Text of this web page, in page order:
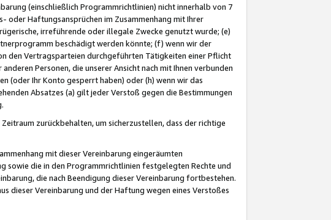
(einschließlich Programmrichtlinien) nicht innerhalb von 7
oder Haftungsansprüchen im Zusammenhang mit Ihrer
irreführende oder illegale Zwecke genutzt wurde; (e)
beschädigt werden könnte; (f) wenn wir der
den Vertragsparteien durchgeführten Tätigkeiten einer Pflicht
Personen, die unserer Ansicht nach mit Ihnen verbunden
(oder Ihr Konto gesperrt haben) oder (h) wenn wir das
Absatzes (a) gilt jeder Verstoß gegen die Bestimmungen
zurückbehalten, um sicherzustellen, dass der richtige
mit dieser Vereinbarung eingeräumten
sowie die in den Programmrichtlinien festgelegten Rechte und
die nach Beendigung dieser Vereinbarung fortbestehen.
dieser Vereinbarung und der Haftung wegen eines Verstoßes